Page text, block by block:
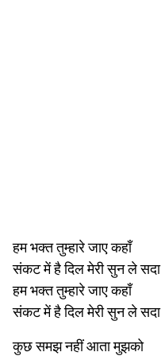
हम भक्त तुम्हारे जाए कहाँ
संकट में है दिल मेरी सुन ले सदा
हम भक्त तुम्हारे जाए कहाँ
संकट में है दिल मेरी सुन ले सदा
कुछ समझ नहीं आता मुझको